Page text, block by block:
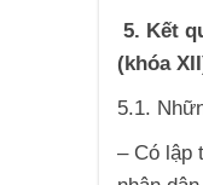
5. Kết
(khóa
5.1.
– Có lập